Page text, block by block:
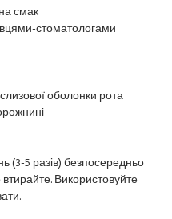
смак
стоматологами
оболонки рота
(3-5 разів) безпосередньо
Використовуйте